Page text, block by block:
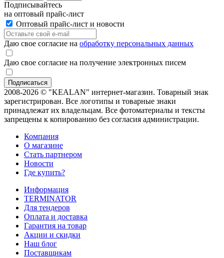
Подписывайтесь
на оптовый прайс-лист
Оптовый прайс-лист и новости
Даю свое согласие на обработку персональных данных
Даю свое согласие на получение электронных писем
2008-2026 © "KEALAN" интернет-магазин. Товарный знак
зарегистрирован. Все логотипы и товарные знаки
принадлежат их владельцам. Все фотоматериалы и тексты
запрещены к копированию без согласия администрации.
Компания
О магазине
Стать партнером
Новости
Где купить?
Информация
TERMINATOR
Для тендеров
Оплата и доставка
Гарантия на товар
Акции и скидки
Наш блог
Поставщикам